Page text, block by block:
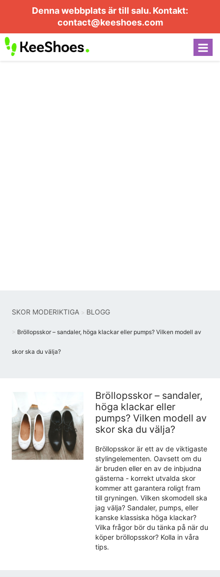
Denna webbplats är till salu. Kontakt:
contact@keeshoes.com
SKOR MODERIKTIGA BLOGG
Bröllopsskor – sandaler, höga klackar eller pumps? Vilken modell av
skor ska du välja?
Bröllopsskor – sandaler,
höga klackar eller
pumps? Vilken modell av
skor ska du välja?
Bröllopsskor är ett av de viktigaste
stylingelementen. Oavsett om du
är bruden eller en av de inbjudna
gästerna - korrekt utvalda skor
kommer att garantera roligt fram
till gryningen. Vilken skomodell ska
jag välja? Sandaler, pumps, eller
kanske klassiska höga klackar?
Vilka frågor bör du tänka på när du
köper bröllopsskor? Kolla in våra
tips.